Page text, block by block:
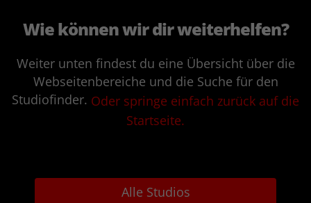
Wie können wir dir weiterhelfen?
Weiter unten findest du eine Übersicht über die
Webseitenbereiche und die Suche für den
Studiofinder. Oder springe einfach zurück auf die
Startseite.
Alle Studios